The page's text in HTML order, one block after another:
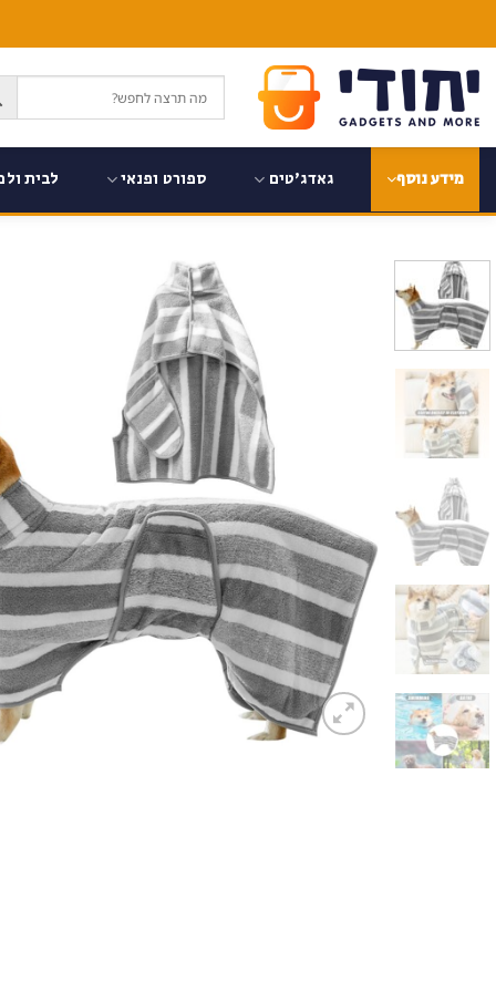
content
מידע נוסף גאדג'טים ספורט ופנאי לבית